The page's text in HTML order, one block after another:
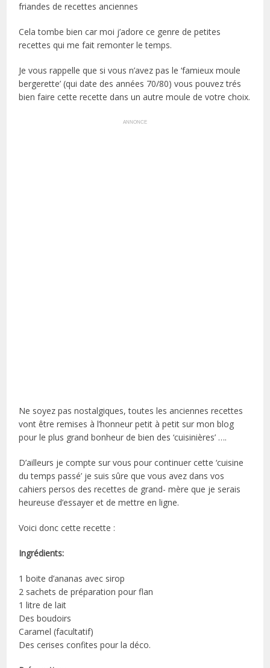
friandes de recettes anciennes
Cela tombe bien car moi j’adore ce genre de petites
recettes qui me fait remonter le temps.
Je vous rappelle que si vous n’avez pas le ‘famieux moule
bergerette’ (qui date des années 70/80) vous pouvez trés
bien faire cette recette dans un autre moule de votre choix.
ANNONCE
Ne soyez pas nostalgiques, toutes les anciennes recettes
vont être remises à l’honneur petit à petit sur mon blog
pour le plus grand bonheur de bien des ‘cuisinières’ ….
D’ailleurs je compte sur vous pour continuer cette ‘cuisine
du temps passé’ je suis sûre que vous avez dans vos
cahiers persos des recettes de grand- mère que je serais
heureuse d’essayer et de mettre en ligne.
Voici donc cette recette :
Ingrédients:
1 boite d’ananas avec sirop
2 sachets de préparation pour flan
1 litre de lait
Des boudoirs
Caramel (facultatif)
Des cerises confites pour la déco.